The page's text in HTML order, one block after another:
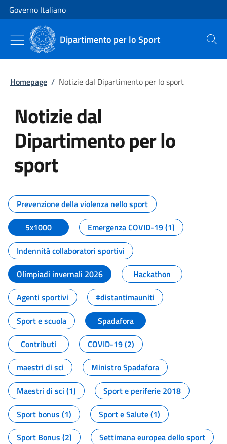
Vai al contenuto
Vai alla navigazione del sito
Governo Italiano
Dipartimento per lo Sport Cerca
Homepage / Notizie dal Dipartimento per lo sport
Notizie dal
Dipartimento per lo
sport
Tutti i contenuti della pagina
Prevenzione della violenza nello sport
5x1000
Emergenza COVID-19 (1)
Indennità collaboratori sportivi
Olimpiadi invernali 2026
Hackathon
Agenti sportivi
#distantimauniti
Sport e scuola
Spadafora
Contributi
COVID-19 (2)
maestri di sci
Ministro Spadafora
Maestri di sci (1)
Sport e periferie 2018
Sport bonus (1)
Sport e Salute (1)
Sport Bonus (2)
Settimana europea dello sport